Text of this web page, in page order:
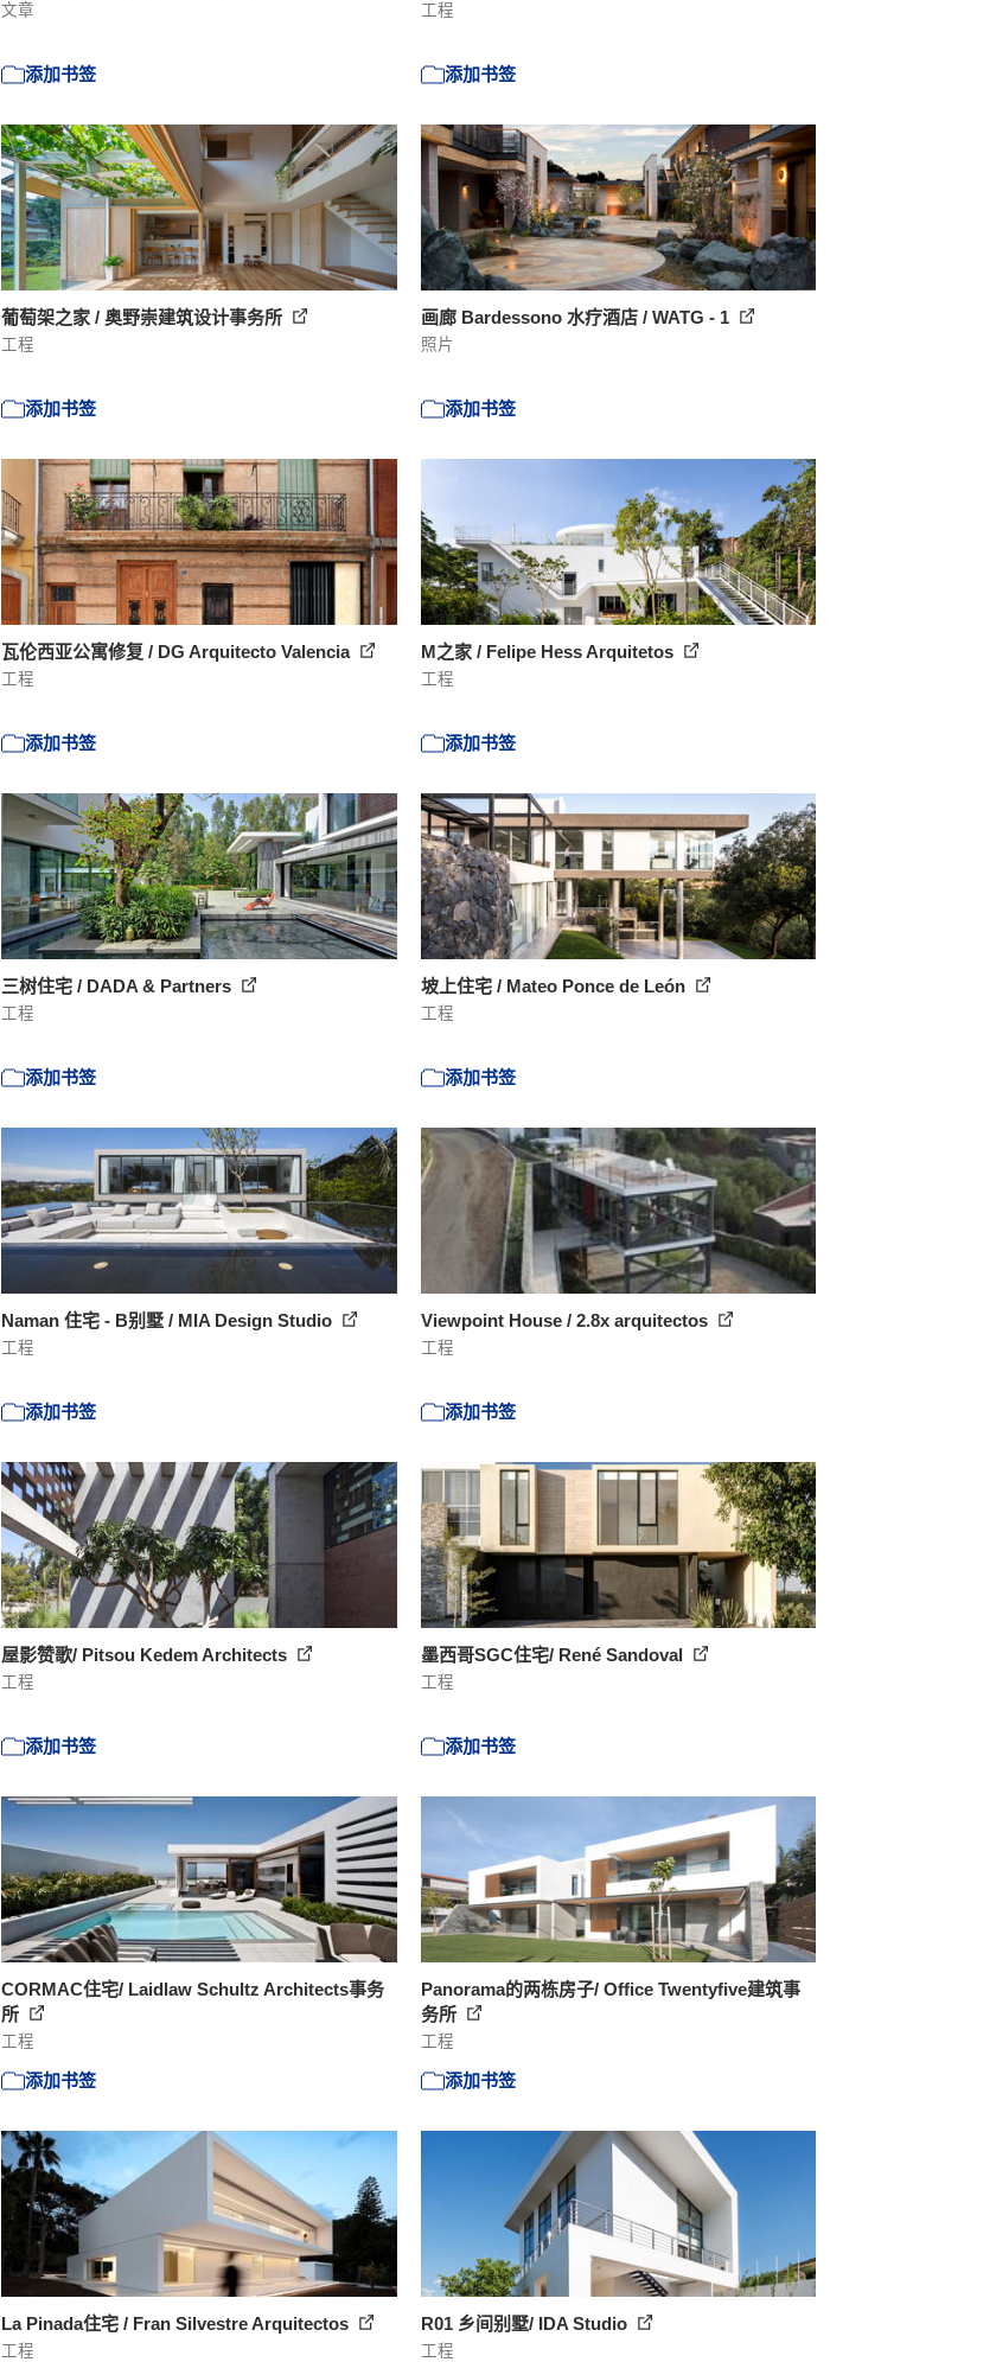
文章
添加书签
工程
添加书签
葡萄架之家 / 奥野崇建筑设计事务所
工程
添加书签
画廊 Bardessono 水疗酒店 / WATG - 1
照片
添加书签
瓦伦西亚公寓修复 / DG Arquitecto Valencia
工程
添加书签
M之家 / Felipe Hess Arquitetos
工程
添加书签
三树住宅 / DADA & Partners
工程
添加书签
坡上住宅 / Mateo Ponce de León
工程
添加书签
Naman 住宅 - B别墅 / MIA Design Studio
工程
添加书签
Viewpoint House / 2.8x arquitectos
工程
添加书签
屋影赞歌/ Pitsou Kedem Architects
工程
添加书签
墨西哥SGC住宅/ René Sandoval
工程
添加书签
CORMAC住宅/ Laidlaw Schultz Architects事务
所
工程
添加书签
Panorama的两栋房子/ Office Twentyfive建筑事
务所
工程
添加书签
La Pinada住宅 / Fran Silvestre Arquitectos
工程
R01 乡间别墅/ IDA Studio
工程